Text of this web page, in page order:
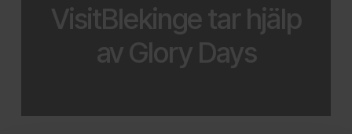
VisitBlekinge tar hjälp
av Glory Days